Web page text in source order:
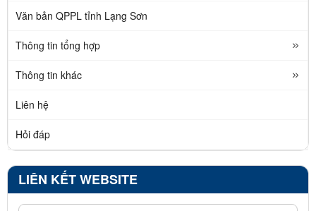
Văn bản QPPL tỉnh Lạng Sơn
Thông tin tổng hợp
Thông tin khác
Liên hệ
Hỏi đáp
LIÊN KẾT WEBSITE